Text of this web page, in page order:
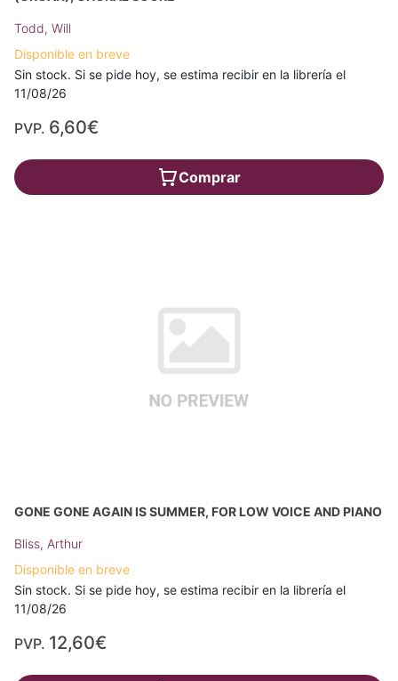
Todd, Will
Disponible en breve
Sin stock. Si se pide hoy, se estima recibir en la librería el
11/08/26
PVP. 6,60€
Comprar
GONE GONE AGAIN IS SUMMER, FOR LOW VOICE AND PIANO
Bliss, Arthur
Disponible en breve
Sin stock. Si se pide hoy, se estima recibir en la librería el
11/08/26
PVP. 12,60€